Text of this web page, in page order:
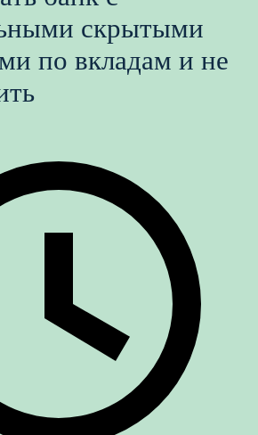
скрытыми
по вкладам и не